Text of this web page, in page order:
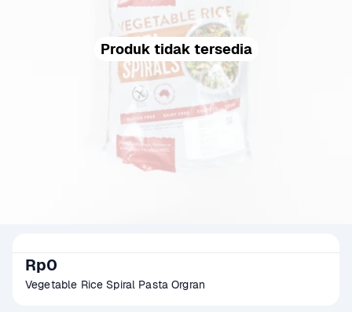
Produk tidak tersedia
Rp0
Vegetable Rice Spiral Pasta Orgran